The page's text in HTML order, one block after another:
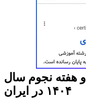
هفته نجوم سال
۱۴۰۴ در ایران